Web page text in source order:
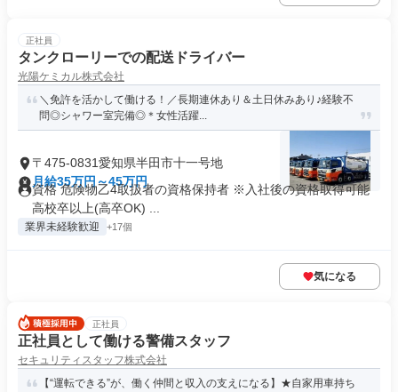
正社員
タンクローリーでの配送ドライバー
光陽ケミカル株式会社
＼免許を活かして働ける！／長期連休あり＆土日休みあり♪経験不
問◎シャワー室完備◎＊女性活躍...
〒475-0831愛知県半田市十一号地
月給35万円～45万円
資格 危険物乙4取扱者の資格保持者 ※入社後の資格取得可能
高校卒以上(高卒OK) ...
業界未経験歓迎 +17個
気になる
正社員
正社員として働ける警備スタッフ
セキュリティスタッフ株式会社
【“運転できる”が、働く仲間と収入の支えになる】★自家用車持ち